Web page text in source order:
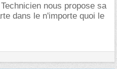
nous propose sa
dans le n'importe quoi le